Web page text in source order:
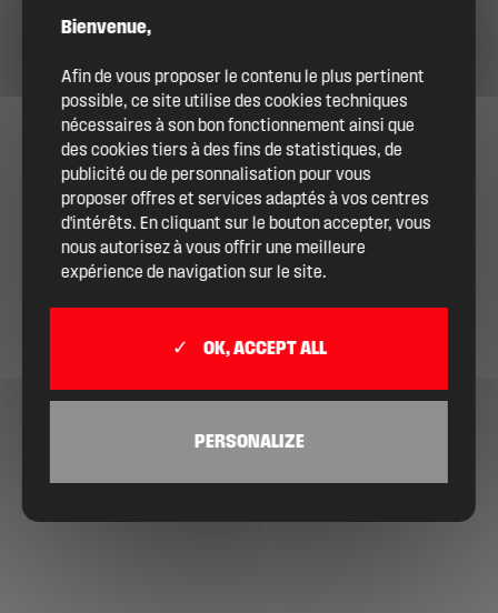
Bienvenue,
Afin de vous proposer le contenu le plus pertinent
possible, ce site utilise des cookies techniques
nécessaires à son bon fonctionnement ainsi que
des cookies tiers à des fins de statistiques, de
publicité ou de personnalisation pour vous
proposer offres et services adaptés à vos centres
d'intérêts. En cliquant sur le bouton accepter, vous
nous autorisez à vous offrir une meilleure
expérience de navigation sur le site.
OK, ACCEPT ALL
PERSONALIZE